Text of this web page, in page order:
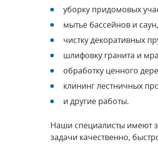
уборку придомовых
мытье бассейнов и
чистку декоративных
шлифовку гранита и
обработку ценного
клининг лестничных
и другие работы.
Наши специалисты имеют
задачи качественно,